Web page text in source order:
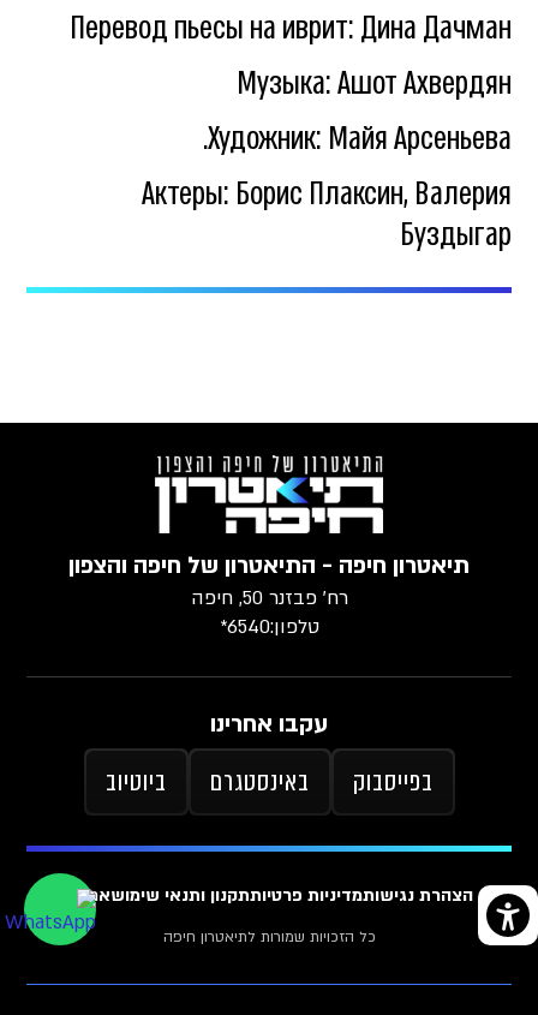
Перевод пьесы на иврит: Дина Дачман
Музыка: Ашот Ахвердян
Художник: Майя Арсеньева.
Актеры: Борис Плаксин, Валерия
Буздыгар
תיאטרון חיפה - התיאטרון של חיפה והצפון
רח׳ פבזנר 50, חיפה
טלפון:6540*
עקבו אחרינו
בפייסבוק באינסטגרם ביוטיוב
כל הזכויות שמורות לתיאטרון חיפה
הצהרת נגישותמדיניות פרטיותתקנון ותנאי שימושארכיון